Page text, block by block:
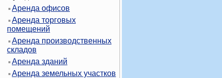
Аренда офисов
Аренда торговых
помещений
Аренда производственных
складов
Аренда зданий
Аренда земельных участков